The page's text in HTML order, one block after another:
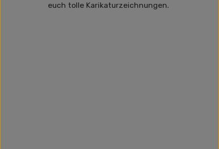
euch tolle Karikaturzeichnungen.